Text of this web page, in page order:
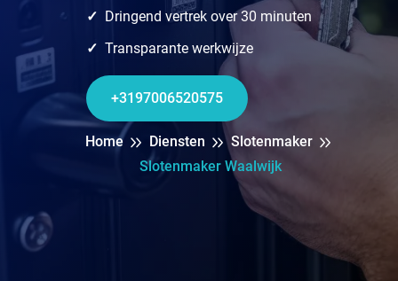
Dringend vertrek over 30 minuten
Transparante werkwijze
+3197006520575
Home Diensten
Slotenmaker
Slotenmaker Waalwijk